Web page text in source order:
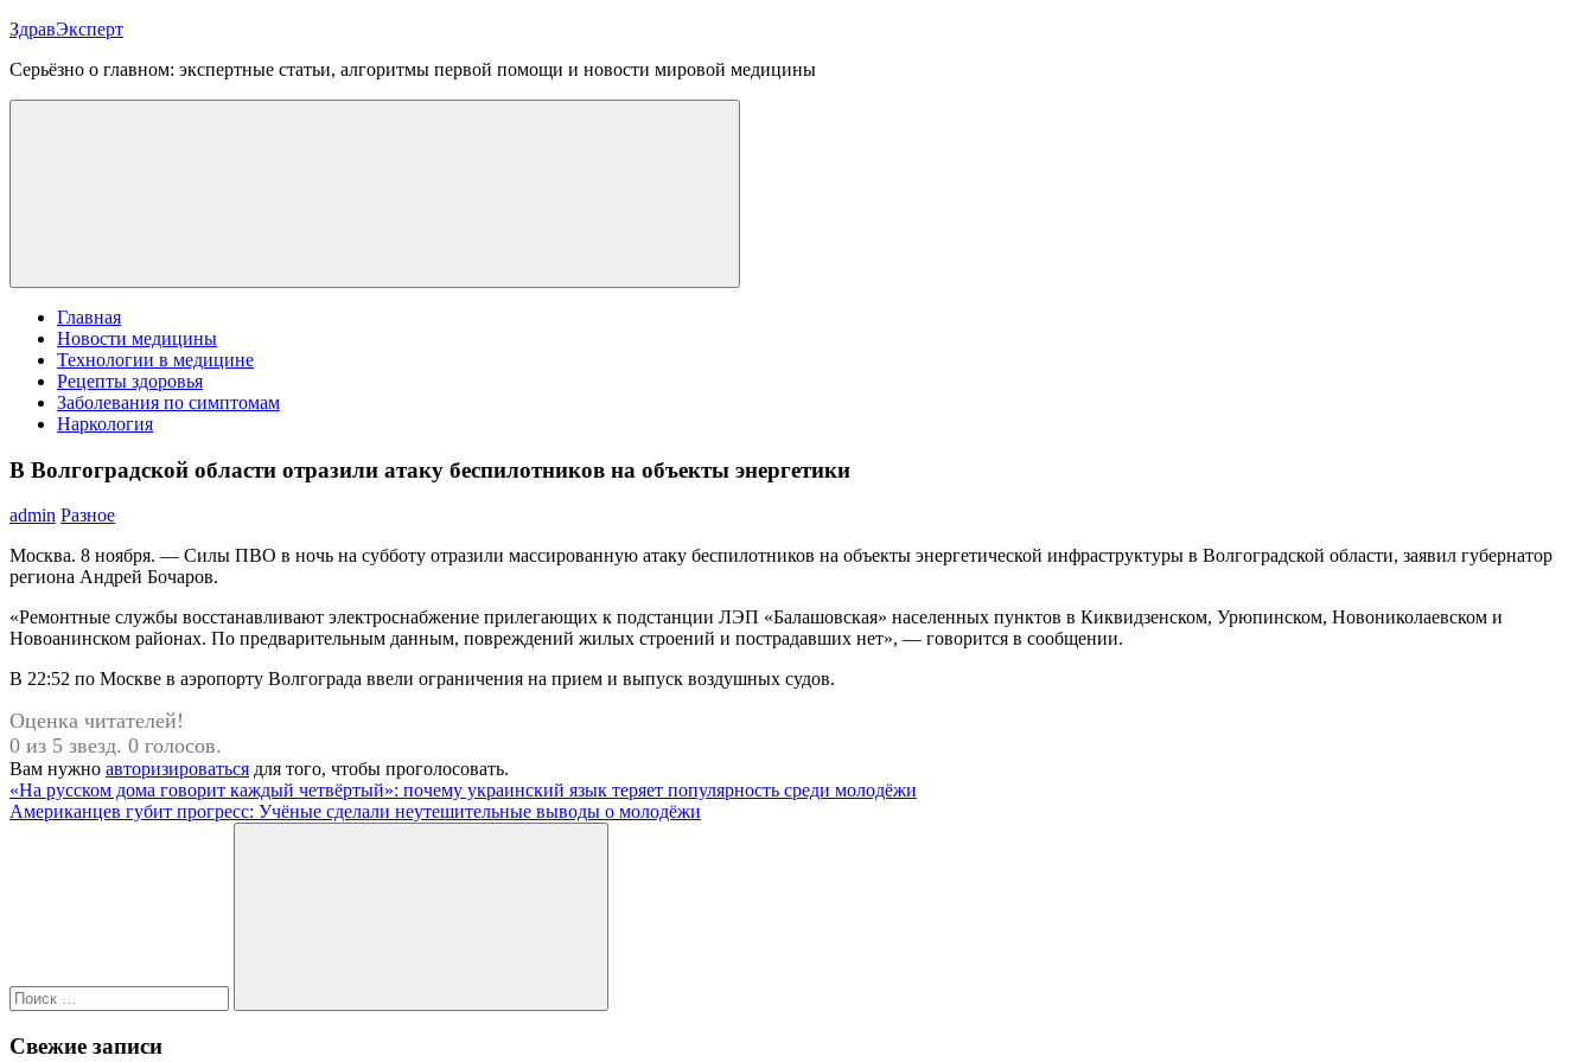
Перейти
содержимому
ЗдравЭксперт
Серьёзно о главном: экспертные статьи, алгоритмы первой помощи и новости мировой медицины
Меню
Главная
Новости медицины
Технологии в медицине
Рецепты здоровья
Заболевания по симптомам
Наркология
В Волгоградской области отразили атаку беспилотников на объекты энергетики
admin Разное
Москва. 8 ноября. — Силы ПВО в ночь на субботу отразили массированную атаку беспилотников на объекты энергетической инфраструктуры в Волгоградской области, заявил губернатор
региона Андрей Бочаров.
«Ремонтные службы восстанавливают электроснабжение прилегающих к подстанции ЛЭП «Балашовская» населенных пунктов в Киквидзенском, Урюпинском, Новониколаевском и
Новоанинском районах. По предварительным данным, повреждений жилых строений и пострадавших нет», — говорится в сообщении.
В 22:52 по Москве в аэропорту Волгограда ввели ограничения на прием и выпуск воздушных судов.
Оценка читателей!
0 из 5 звезд. 0 голосов.
Вам нужно авторизироваться для того, чтобы проголосовать.
Навигация
по
Предыдущая
запись:
«На русском дома говорит каждый четвёртый»: почему украинский язык теряет популярность среди молодёжи
Следующая
Американцев губит прогресс: Учёные сделали неутешительные выводы о молодёжи
Поиск
Свежие записи